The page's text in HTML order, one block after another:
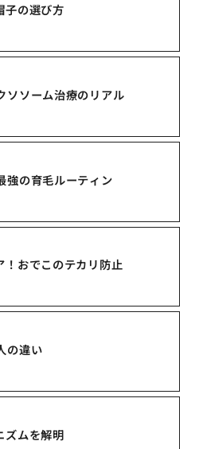
子の選び方
ソソーム治療のリアル
強の育毛ルーティン
！おでこのテカリ防止
の違い
ズムを解明